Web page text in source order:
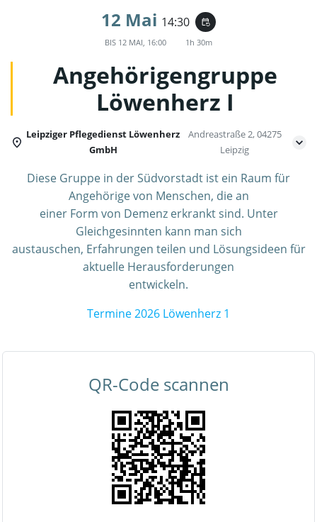
12 Mai 14:30 event_repeat
BIS 12 MAI, 16:00 1h 30m
Angehörigengruppe
Löwenherz I
Leipziger Pflegedienst Löwenherz
GmbH
Andreastraße 2, 04275
Leipzig
Diese Gruppe in der Südvorstadt ist ein Raum für
Angehörige von Menschen, die an
einer Form von Demenz erkrankt sind. Unter
Gleichgesinnten kann man sich
austauschen, Erfahrungen teilen und Lösungsideen für
aktuelle Herausforderungen
entwickeln.
Termine 2026 Löwenherz 1
QR-Code scannen